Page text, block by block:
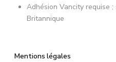
Adhésion Vancity requise
Britannique
Mentions légales